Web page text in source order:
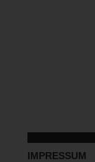
IMPRESSUM